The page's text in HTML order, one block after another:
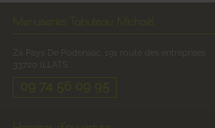
Za Pays De Podensac, 191 route des entreprises
33720
ILLATS